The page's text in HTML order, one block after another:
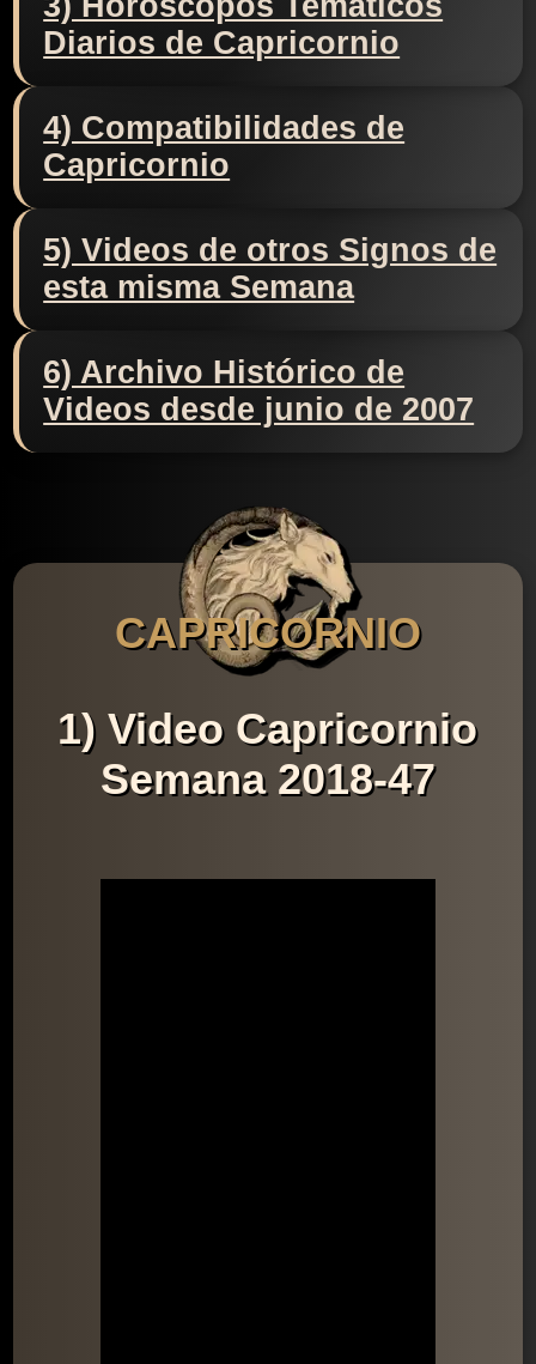
Diarios de Capricornio
4) Compatibilidades de
Capricornio
5) Videos de otros Signos de
esta misma Semana
6) Archivo Histórico de
Videos desde junio de 2007
CAPRICORNIO
1) Video Capricornio
Semana 2018-47